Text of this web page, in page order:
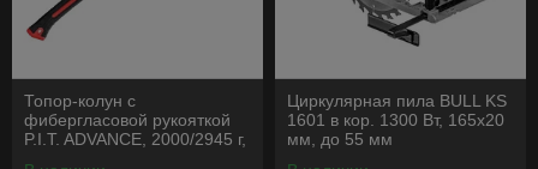
Топор-колун с
фибергласовой рукояткой
P.I.T. ADVANCE, 2000/2945 г,
Циркулярная пила BULL KS
1601 в кор. 1300 Вт, 165х20
мм, до 55 мм